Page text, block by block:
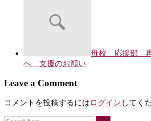
母校 応援部
へ 支援のお願い
Leave a Comment
コメントを投稿するには ログイン してく